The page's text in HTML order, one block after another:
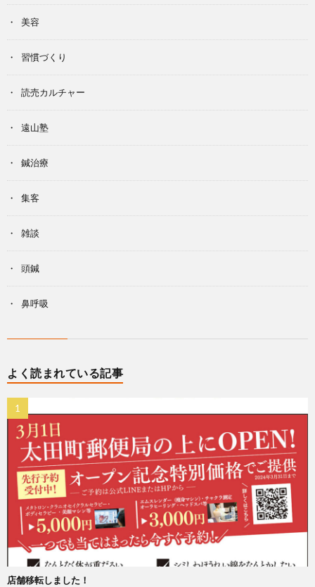
美容
習慣づくり
読売カルチャー
遠山塾
鍼治療
集客
雑談
頭鍼
鼻呼吸
よく読まれている記事
店舗移転しました！